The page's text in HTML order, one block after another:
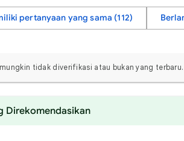
pertanyaan yang sama (112)
tidak diverifikasi atau bukan yang terbaru.
Direkomendasikan